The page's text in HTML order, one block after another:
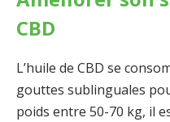
CBD
L’huile de CBD se
gouttes sublinguales
poids entre 50-70 kg, il